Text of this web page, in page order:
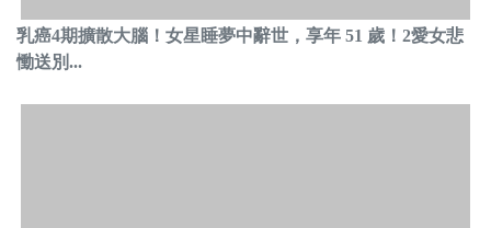
乳癌4期擴散大腦！女星睡夢中辭世，享年 51 歲！2愛女悲
慟送別...